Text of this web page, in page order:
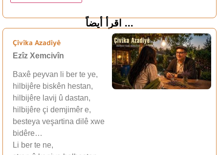
اقرأ أيضاً ...
Çivîka Azadiyê
Ezîz Xemcivîn
Baxê peyvan li ber te ye,
hilbijêre biskên hestan,
hilbijêre lavij û dastan,
hilbijêre çi demjimêr e,
besteya veşartina dilê xwe
bidêre…
Li ber te ne,